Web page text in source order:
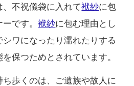
不祝儀袋に入れて袱紗に包
ーです。袱紗に包む理由とし
ワになったり濡れたりする
保つためとされています。
歩くのは、ご遺族や故人に